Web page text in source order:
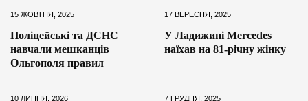
15 ЖОВТНЯ, 2025
Поліцейські та ДСНС
навчали мешканців
Ольгополя правил
17 ВЕРЕСНЯ, 2025
У Ладижині Mercedes
наїхав на 81-річну жінку
10 ЛИПНЯ, 2026 7 ГРУДНЯ, 2025